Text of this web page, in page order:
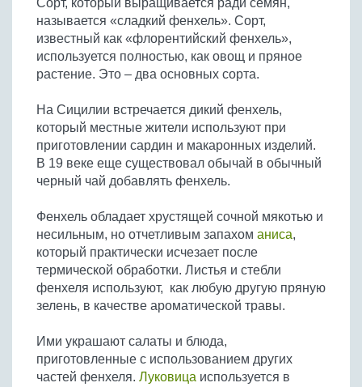
Бобовые
Яйца
Крупы
Сорт, который выращивается ради семян,
называется «сладкий фенхель». Сорт,
известный как «флорентийский фенхель»,
используется полностью, как овощ и пряное
растение. Это – два основных сорта.
На Сицилии встречается дикий фенхель,
который местные жители используют при
приготовлении сардин и макаронных изделий.
В 19 веке еще существовал обычай в обычный
черный чай добавлять фенхель.
Фенхель обладает хрустящей сочной мякотью и
несильным, но отчетливым запахом аниса,
который практически исчезает после
термической обработки. Листья и стебли
фенхеля используют, как любую другую пряную
зелень, в качестве ароматической травы.
Ими украшают салаты и блюда,
приготовленные с использованием других
частей фенхеля. Луковица используется в